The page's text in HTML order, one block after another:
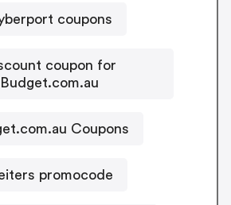
coupons
coupon for
Budget.com.au
Coupons
promocode